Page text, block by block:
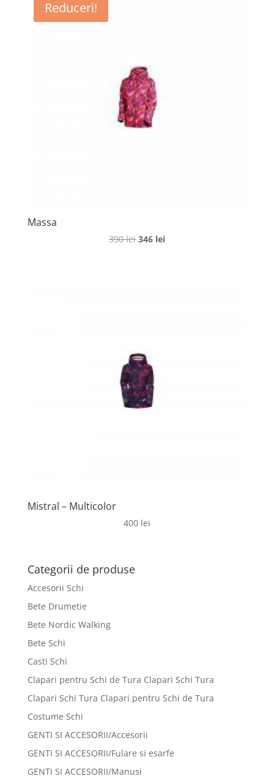
Reduceri!
Massa
390lei Prețul
346 leiPrețul
Mistral – Multicolor
400 lei
Categorii de produse
Accesorii Schi
Bete Drumetie
Bete Nordic Walking
Bete Schi
Casti Schi
Clapari pentru Schi de Tura Clapari Schi Tura
Clapari Schi Tura Clapari pentru Schi de Tura
Costume Schi
GENTI SI ACCESORII/Accesorii
GENTI SI ACCESORII/Fulare si esarfe
GENTI SI ACCESORII/Manusi